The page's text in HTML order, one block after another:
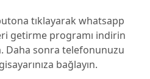
tıklayarak whatsapp
getirme programı indirin
Daha sonra telefonunuzu
bağlayın.